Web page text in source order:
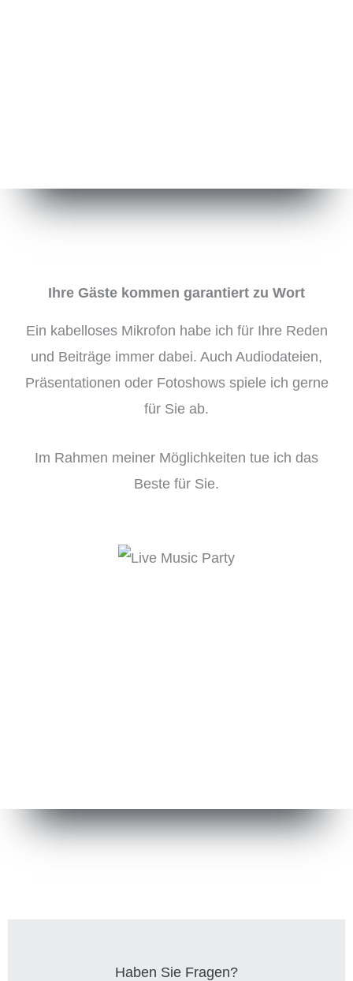
Ihre Gäste kommen garantiert zu Wort
Ein kabelloses Mikrofon habe ich für Ihre Reden
und Beiträge immer dabei. Auch Audiodateien,
Präsentationen oder Fotoshows spiele ich gerne
für Sie ab.
Im Rahmen meiner Möglichkeiten tue ich das
Beste für Sie.
Haben Sie Fragen?